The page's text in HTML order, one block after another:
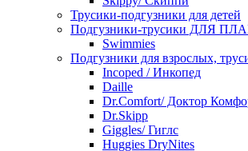
Трусики-подгузники для детей
Подгузники-трусики ДЛЯ
Swimmies
Подгузники для взрослых,
Incoped / Инкопед
Daille
Dr.Comfort/ Доктор
Dr.Skipp
Giggles/ Гиглс
Huggies DryNites